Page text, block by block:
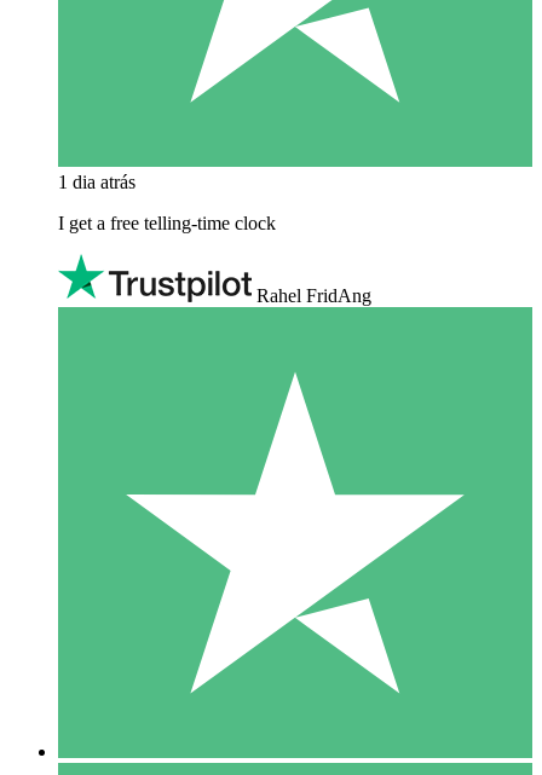
1 dia atrás
I get a free telling-time clock
Rahel FridAng